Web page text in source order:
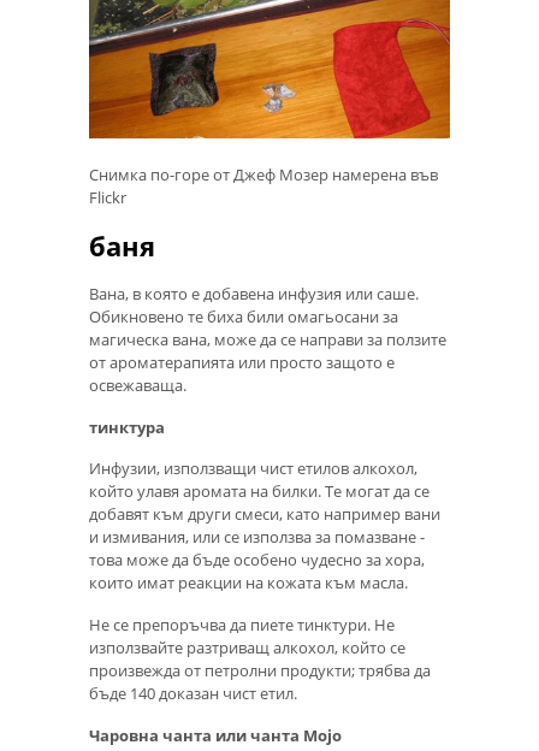
Снимка по-горе от Джеф Мозер намерена във
Flickr
баня
Вана, в която е добавена инфузия или саше.
Обикновено те биха били омагьосани за
магическа вана, може да се направи за ползите
от ароматерапията или просто защото е
освежаваща.
тинктура
Инфузии, използващи чист етилов алкохол,
който улавя аромата на билки. Те могат да се
добавят към други смеси, като например вани
и измивания, или се използва за помазване -
това може да бъде особено чудесно за хора,
които имат реакции на кожата към масла.
Не се препоръчва да пиете тинктури. Не
използвайте разтриващ алкохол, който се
произвежда от петролни продукти; трябва да
бъде 140 доказан чист етил.
Чаровна чанта или чанта Mojo